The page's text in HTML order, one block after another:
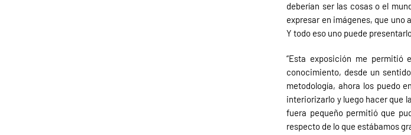
deberían ser las cosas o el
expresar en imágenes, que
Y todo eso uno puede
“Esta exposición me
conocimiento, desde un
metodología, ahora los puedo
interiorizarlo y luego hacer que
fuera pequeño permitió que
respecto de lo que estábamos